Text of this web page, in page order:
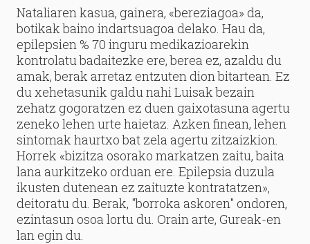
Nataliaren kasua, gainera, «bereziagoa» da,
botikak baino indartsuagoa delako. Hau da,
epilepsien % 70 inguru medikazioarekin
kontrolatu badaitezke ere, berea ez, azaldu du
amak, berak arretaz entzuten dion bitartean. Ez
du xehetasunik galdu nahi Luisak bezain
zehatz gogoratzen ez duen gaixotasuna agertu
zeneko lehen urte haietaz. Azken finean, lehen
sintomak haurtxo bat zela agertu zitzaizkion.
Horrek «bizitza osorako markatzen zaitu, baita
lana aurkitzeko orduan ere. Epilepsia duzula
ikusten dutenean ez zaituzte kontratatzen»,
deitoratu du. Berak, "borroka askoren" ondoren,
ezintasun osoa lortu du. Orain arte, Gureak-en
lan egin du.